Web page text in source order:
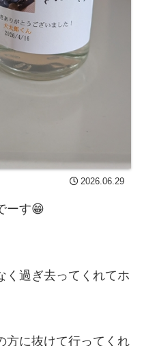
2026.06.29
ーす😁
く過ぎ去ってくれてホ
方に抜けて行ってくれ